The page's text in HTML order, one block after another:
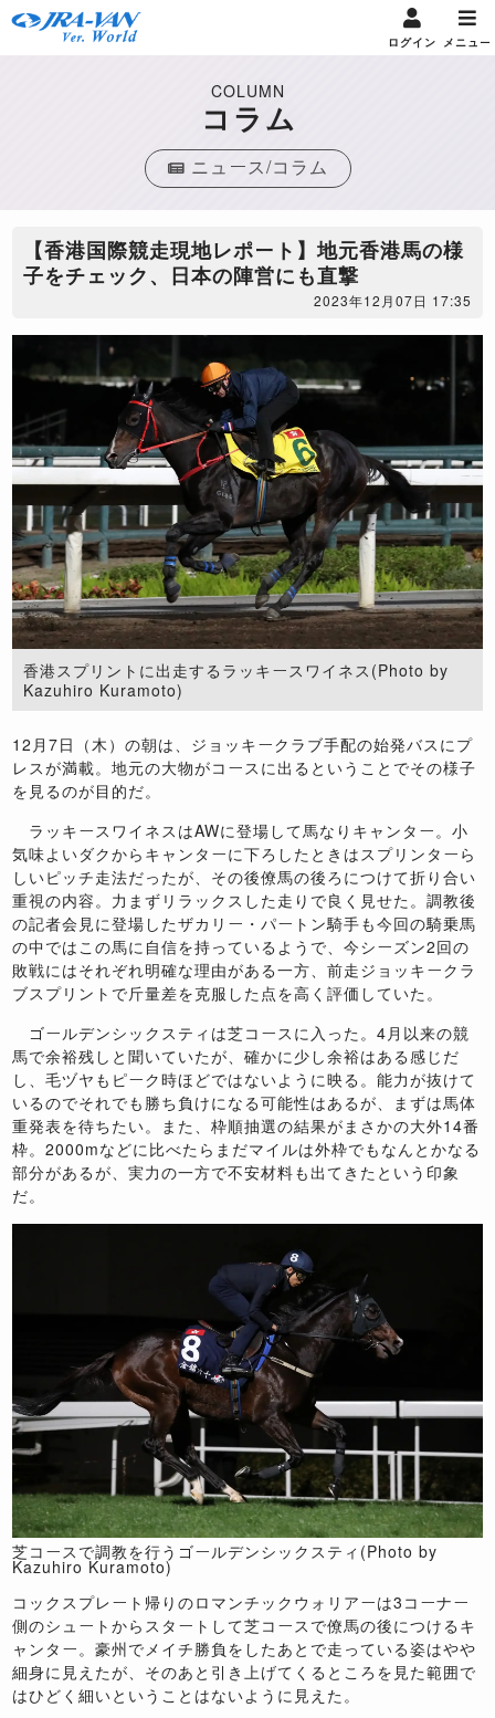
ログイン メニュー
COLUMN
コラム
ニュース/コラム
【香港国際競走現地レポート】地元香港馬の様
子をチェック、日本の陣営にも直撃
2023年12月07日 17:35
香港スプリントに出走するラッキースワイネス(Photo by
Kazuhiro Kuramoto)
12 月7日（木）の朝は、ジョッキークラブ手配の始発バスにプ
レスが満載。地元の大物がコースに出るということでその様子
を見るのが目的だ。
ラッキースワイネスはAWに登場して馬なりキャンター。小
気味よいダクからキャンターに下ろしたときはスプリンターら
しいピッチ走法だったが、その後僚馬の後ろにつけて折り合い
重視の内容。力まずリラックスした走りで良く見せた。調教後
の記者会見に登場したザカリー・パートン騎手も今回の騎乗馬
の中ではこの馬に自信を持っているようで、今シーズン2回の
敗戦にはそれぞれ明確な理由がある一方、前走ジョッキークラ
ブスプリントで斤量差を克服した点を高く評価していた。
ゴールデンシックスティは芝コースに入った。4 月以来の競
馬で余裕残しと聞いていたが、確かに少し余裕はある感じだ
し、毛ヅヤもピーク時ほどではないように映る。能力が抜けて
いるのでそれでも勝ち負けになる可能性はあるが、まずは馬体
重発表を待ちたい。また、枠順抽選の結果がまさかの大外14番
枠。2000mなどに比べたらまだマイルは外枠でもなんとかなる
部分があるが、実力の一方で不安材料も出てきたという印象
だ。
芝コースで調教を行うゴールデンシックスティ(Photo by
Kazuhiro Kuramoto)
コックスプレート帰りのロマンチックウォリアーは3 コーナー
側のシュートからスタートして芝コースで僚馬の後につけるキ
ャンター。豪州でメイチ勝負をしたあとで走っている姿はやや
細身に見えたが、そのあと引き上げてくるところを見た範囲で
はひどく細いということはないように見えた。